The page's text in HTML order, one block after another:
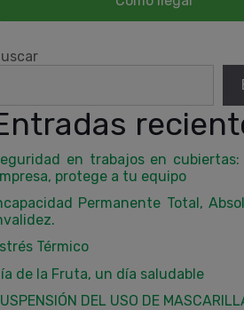
en trabajos en
protege a tu equipo
Permanente Total,
Térmico
de la Fruta, un día saludable
DEL USO DE